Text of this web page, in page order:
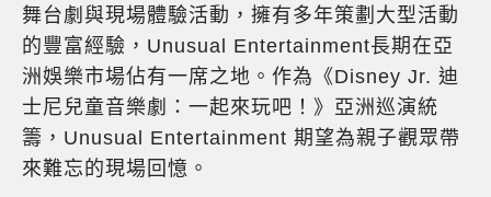
舞台劇與現場體驗活動，擁有多年策劃大型活動
的豐富經驗，Unusual Entertainment長期在亞
洲娛樂市場佔有一席之地。作為《Disney Jr. 迪
士尼兒童音樂劇：一起來玩吧！》亞洲巡演統
籌，Unusual Entertainment 期望為親子觀眾帶
來難忘的現場回憶。